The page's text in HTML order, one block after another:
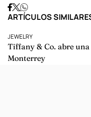
ARTÍCULOS
JEWELRY
Tiffany & Co. abre
Monterrey